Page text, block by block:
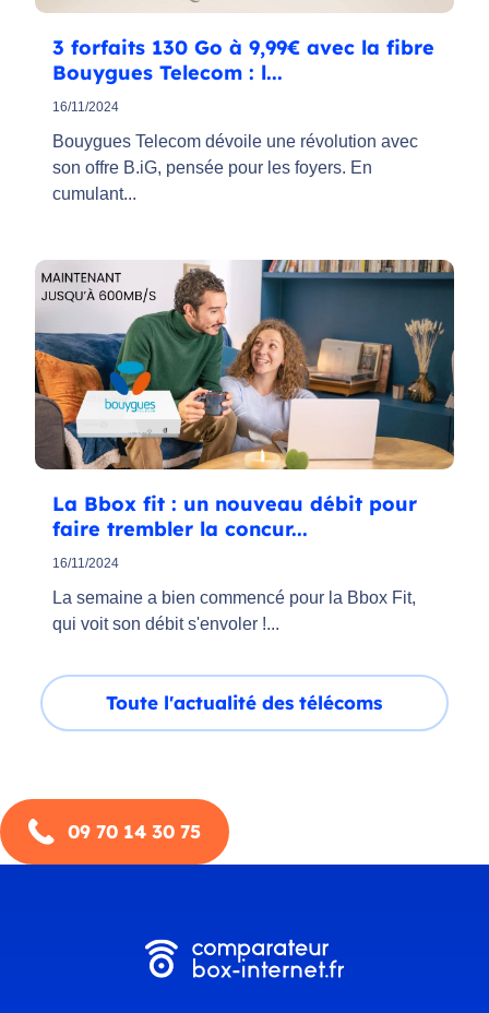
3 forfaits 130 Go à 9,99€ avec la fibre
Bouygues Telecom : l...
16/11/2024
Bouygues Telecom dévoile une révolution avec
son offre B.iG, pensée pour les foyers. En
cumulant...
La Bbox fit : un nouveau débit pour
faire trembler la concur...
16/11/2024
La semaine a bien commencé pour la Bbox Fit,
qui voit son débit s'envoler !...
Toute l'actualité des télécoms
09 70 14 30 75